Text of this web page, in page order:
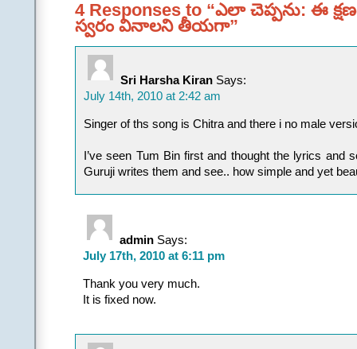
రేపు నువ్వు రాగానే
నిన్నా మొన్నా
.
4 Responses to “ఎలా చెప్పను: ఈ
స్వరం వినాలని తీయగా”
Sri Harsha Kiran Says:
July 14th, 2010 at 2:42 am
Singer of ths song is Chitra and there i no male
I’ve seen Tum Bin first and thought the lyrics and
Guruji writes them and see.. how simple and yet
admin Says:
July 17th, 2010 at 6:11 pm
Thank you very much.
It is fixed now.